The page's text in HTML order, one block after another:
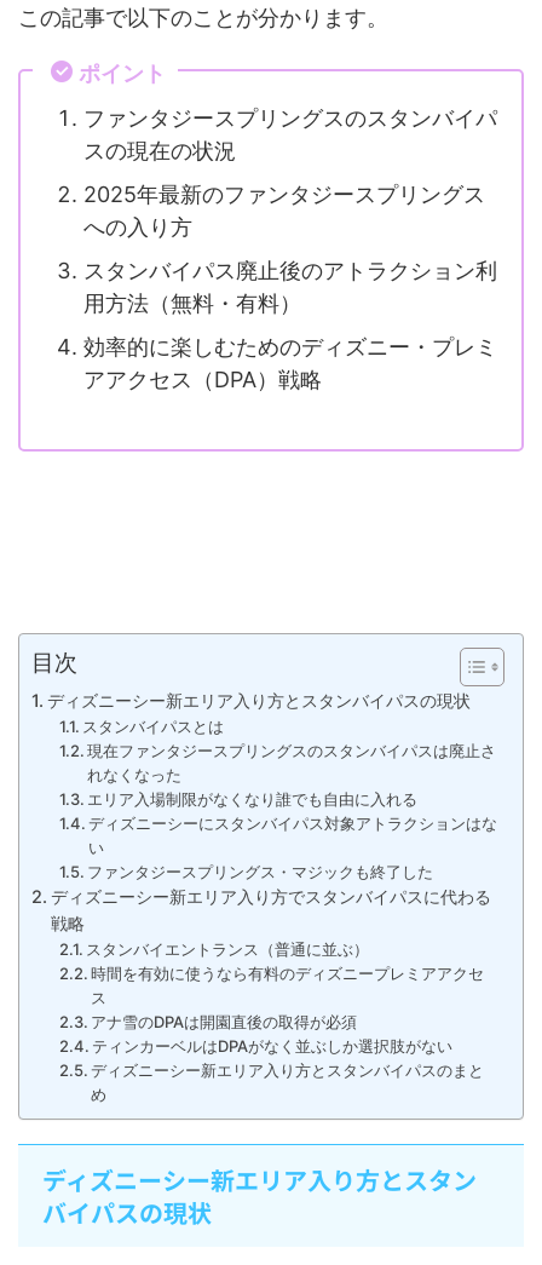
この記事で以下のことが分かります。
ポイント
ファンタジースプリングスのスタンバイパ
スの現在の状況
2025年最新のファンタジースプリングス
への入り方
スタンバイパス廃止後のアトラクション利
用方法（無料・有料）
効率的に楽しむためのディズニー・プレミ
アアクセス（DPA）戦略
目次
ディズニーシー新エリア入り方とスタンバイパスの現状
スタンバイパスとは
現在ファンタジースプリングスのスタンバイパスは廃止さ
れなくなった
エリア入場制限がなくなり誰でも自由に入れる
ディズニーシーにスタンバイパス対象アトラクションはな
い
ファンタジースプリングス・マジックも終了した
ディズニーシー新エリア入り方でスタンバイパスに代わる
戦略
スタンバイエントランス（普通に並ぶ）
時間を有効に使うなら有料のディズニープレミアアクセ
ス
アナ雪のDPAは開園直後の取得が必須
ティンカーベルはDPAがなく並ぶしか選択肢がない
ディズニーシー新エリア入り方とスタンバイパスのまと
め
ディズニーシー新エリア入り方とスタン
バイパスの現状